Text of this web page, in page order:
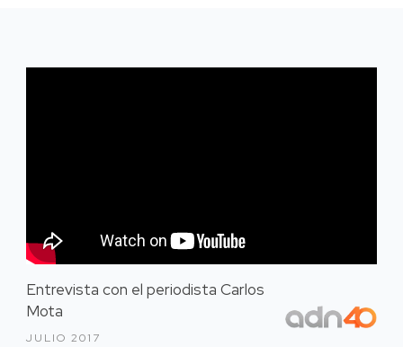
Entrevista con el periodista Carlos
Mota
JULIO 2017